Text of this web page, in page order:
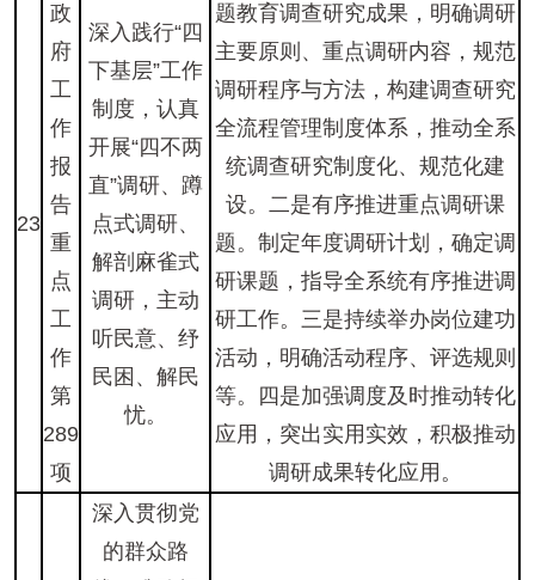
23
政
府
工
作
报
告
重
点
工
作
第
289
项
深入践行“四
下基层”工作
制度，认真
开展“四不两
直”调研、蹲
点式调研、
解剖麻雀式
调研，主动
听民意、纾
民困、解民
忧。
题教育调查研究成果，明确调研
主要原则、重点调研内容，规范
调研程序与方法，构建调查研究
全流程管理制度体系，推动全系
统调查研究制度化、规范化建
设。二是有序推进重点调研课
题。制定年度调研计划，确定调
研课题，指导全系统有序推进调
研工作。三是持续举办岗位建功
活动，明确活动程序、评选规则
等。四是加强调度及时推动转化
应用，突出实用实效，积极推动
调研成果转化应用。
深入贯彻党
的群众路